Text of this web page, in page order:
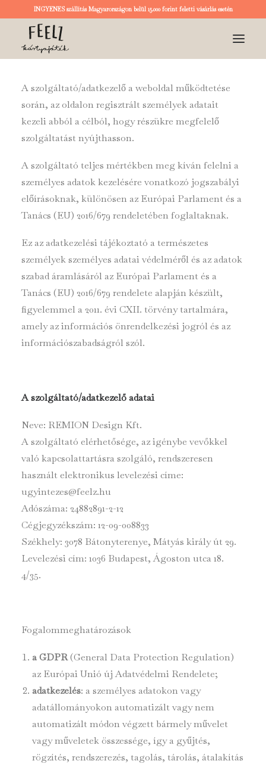
INGYENES szállítás Magyarországon belül 15.000 forint feletti vásárlás esetén
KEZDŐOLDAL
KÁRTYA
LOGIN / REGISTER
KOSÁR
A szolgáltató/adatkezelő a weboldal működtetése
során, az oldalon regisztrált személyek adatait
kezeli abból a célból, hogy részükre megfelelő
szolgáltatást nyújthasson.
A szolgáltató teljes mértékben meg kíván felelni a
személyes adatok kezelésére vonatkozó jogszabályi
előírásoknak, különösen az Európai Parlament és a
Tanács (EU) 2016/679 rendeletében foglaltaknak.
Ez az adatkezelési tájékoztató a természetes
személyek személyes adatai védelméről és az adatok
szabad áramlásáról az Európai Parlament és a
Tanács (EU) 2016/679 rendelete alapján készült,
figyelemmel a 2011. évi CXII. törvény tartalmára,
amely az információs önrendelkezési jogról és az
információszabadságról szól.
A szolgáltató/adatkezelő adatai
Neve: REMION Design Kft.
A szolgáltató elérhetősége, az igénybe vevőkkel
való kapcsolattartásra szolgáló, rendszeresen
használt elektronikus levelezési címe:
ugyintezes@feelz.hu
Adószáma: 24882891-2-12
Cégjegyzékszám: 12-09-008833
Székhely: 3078 Bátonyterenye, Mátyás király út 29.
Levelezési cím: 1036 Budapest, Ágoston utca 18.
4/35.
Fogalommeghatározások
a GDPR(General Data Protection Regulation)
az Európai Unió új Adatvédelmi Rendelete;
adatkezelés: a személyes adatokon vagy
adatállományokon automatizált vagy nem
automatizált módon végzett bármely művelet
vagy műveletek összessége, így a gyűjtés,
rögzítés, rendszerezés, tagolás, tárolás, átalakítás